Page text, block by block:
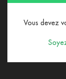
Vous devez